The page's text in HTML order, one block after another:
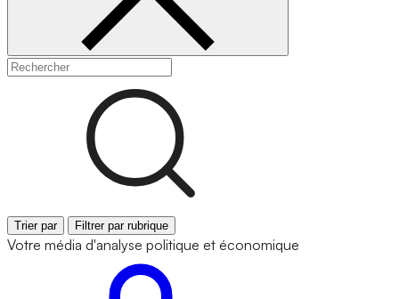
Trier par Filtrer par rubrique
Votre média d'analyse politique et économique